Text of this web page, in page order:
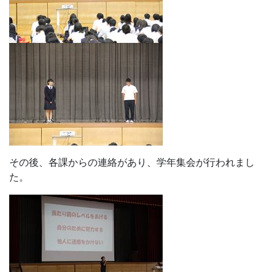
その後、各課からの連絡があり、学年集会が行われまし
た。